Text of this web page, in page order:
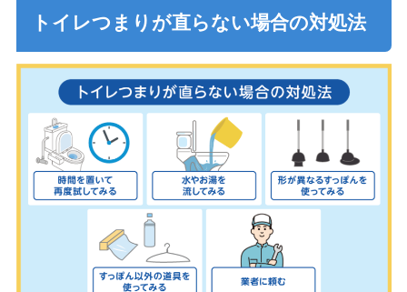
トイレつまりが直らない場合の対処法